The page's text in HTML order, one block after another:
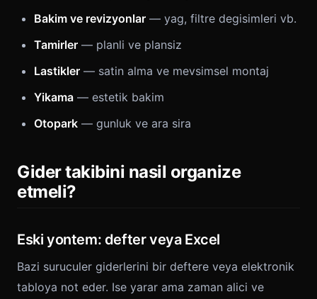
Bakim ve revizyonlar — yag, filtre degisimleri vb.
Tamirler — planli ve plansiz
Lastikler — satin alma ve mevsimsel montaj
Yikama — estetik bakim
Otopark — gunluk ve ara sira
Gider takibini nasil organize
etmeli?
Eski yontem: defter veya Excel
Bazi suruculer giderlerini bir deftere veya elektronik
tabloya not eder. Ise yarar ama zaman alici ve